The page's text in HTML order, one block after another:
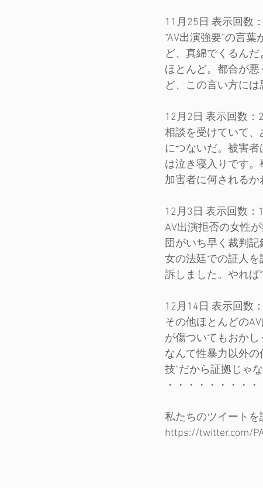
11月25日 表示回数
“AV出演強要”の言
ど、真綿でくるん
ほとんど。都合が
ど、この言い方には
12月2日 表示回数：
相談を受けていて
につないだ。被害
は泣き寝入りです
加害者に何されるか
12月3日 表示回数：
AV出演拒否の女性
団がいち早く裁判
女の法廷での証人
訴しました。やれば
12月14日 表示回数
その他ほとんどの
が傷ついてもおかし
なんて性暴力以外の
技”だから証拠じゃ
・・・・・・・・・
私たちのツイートを
https://twitter.com/